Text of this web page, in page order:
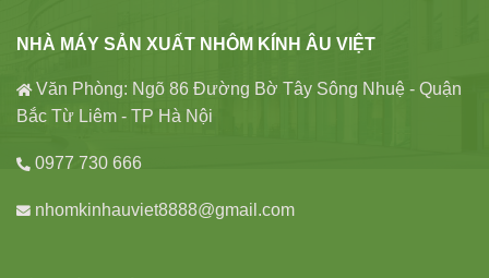
NHÀ MÁY SẢN XUẤT NHÔM KÍNH ÂU VIỆT
Văn Phòng: Ngõ 86 Đường Bờ Tây Sông Nhuệ - Quận
Bắc Từ Liêm - TP Hà Nội
0977 730 666
nhomkinhauviet8888@gmail.com